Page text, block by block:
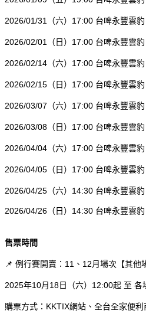
2026/01/31 （六）17:00 台啤永豐雲
2026/02/01 （日）17:00 台啤永豐雲
2026/02/14 （六）17:00 台啤永豐雲
2026/02/15 （日）17:00 台啤永豐雲
2026/03/07 （六）17:00 台啤永豐雲
2026/03/08 （日）17:00 台啤永豐雲
2026/04/04 （六）17:00 台啤永豐雲
2026/04/05 （日）17:00 台啤永豐雲
2026/04/25 （六）14:30 台啤永豐雲
2026/04/26 （日）14:30 台啤永豐雲
售票時間
📌 例行賽開賣：11、12月場次【其他
2025年10月18日（六）12:00起 至 各
購票方式：KKTIX網站、全台全家便